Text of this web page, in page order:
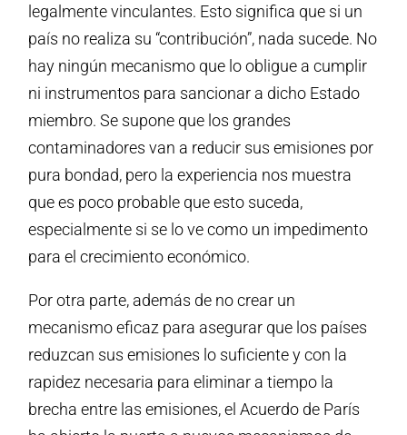
legalmente vinculantes. Esto significa que si un
país no realiza su “contribución”, nada sucede. No
hay ningún mecanismo que lo obligue a cumplir
ni instrumentos para sancionar a dicho Estado
miembro. Se supone que los grandes
contaminadores van a reducir sus emisiones por
pura bondad, pero la experiencia nos muestra
que es poco probable que esto suceda,
especialmente si se lo ve como un impedimento
para el crecimiento económico.
Por otra parte, además de no crear un
mecanismo eficaz para asegurar que los países
reduzcan sus emisiones lo suficiente y con la
rapidez necesaria para eliminar a tiempo la
brecha entre las emisiones, el Acuerdo de París